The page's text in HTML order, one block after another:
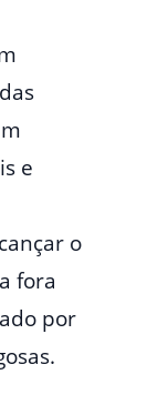
e
o
fora
por